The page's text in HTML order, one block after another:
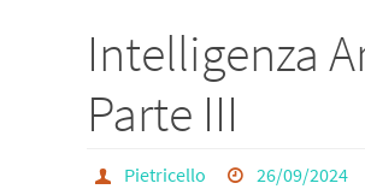
o
k
er a
m
e
Intelligenza
Parte III
Pietricello
26/09/2024